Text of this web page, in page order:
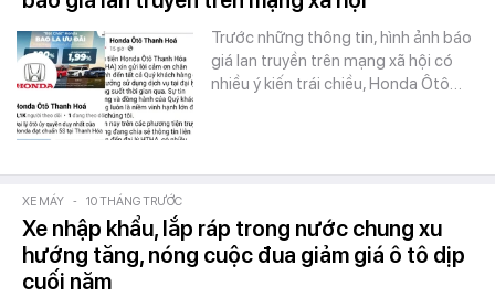
Trước những thông tin, hình ảnh báo
giá lan truyền trên mạng xã hội có
nhiều ý kiến trái chiều, Honda Ôtô…
XE MÁY - 10 THÁNG TRƯỚC
Xe nhập khẩu, lắp ráp trong nước chung xu
hướng tăng, nóng cuộc đua giảm giá ô tô dịp
cuối năm